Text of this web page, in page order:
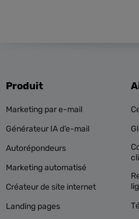
Produit
Marketing par e-mail
Générateur IA d’e-mail
Autorépondeurs
Marketing automatisé
Créateur de site internet
Landing pages